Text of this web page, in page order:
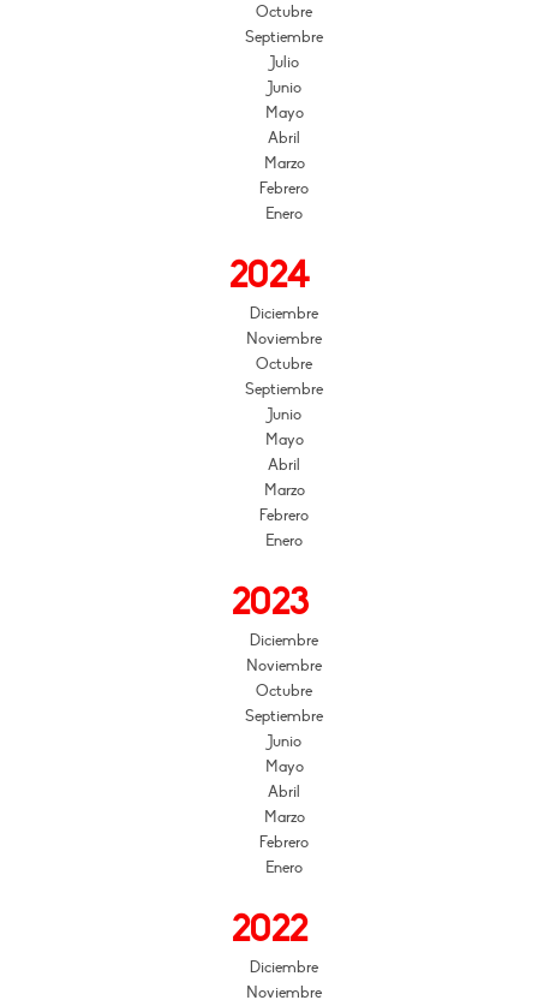
Octubre
Septiembre
Julio
Junio
Mayo
Abril
Marzo
Febrero
Enero
2024
Diciembre
Noviembre
Octubre
Septiembre
Junio
Mayo
Abril
Marzo
Febrero
Enero
2023
Diciembre
Noviembre
Octubre
Septiembre
Junio
Mayo
Abril
Marzo
Febrero
Enero
2022
Diciembre
Noviembre